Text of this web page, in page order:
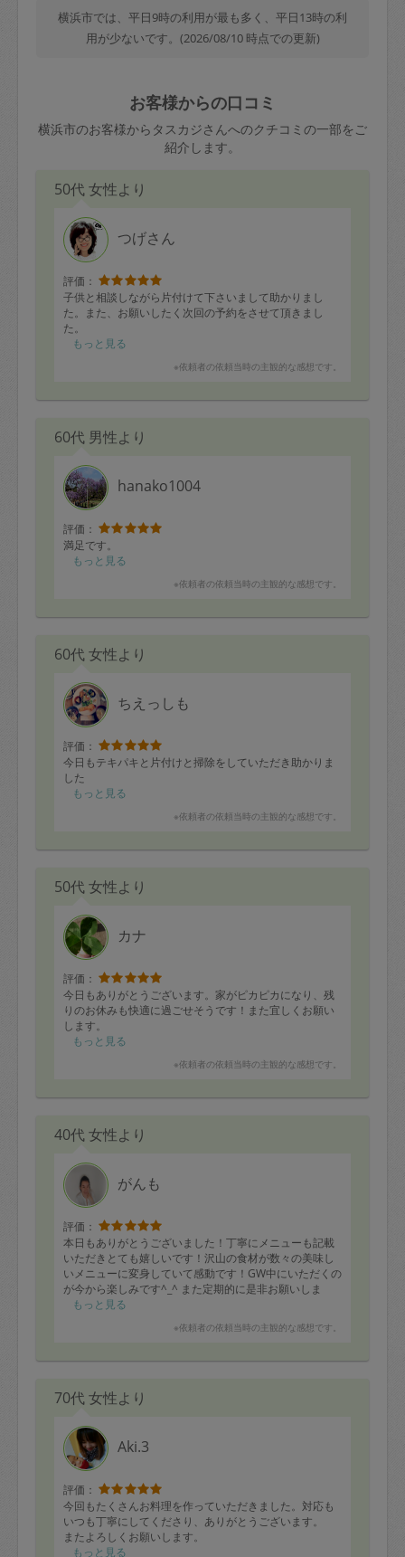
横浜市では、平日9時の利用が最も多く、平日13時の利
用が少ないです。(2026/08/10 時点での更新)
お客様からの口コミ
横浜市のお客様からタスカジさんへのクチコミの一部をご
紹介します。
50代 女性より
つげさん
評価：
子供と相談しながら片付けて下さいまして助かりまし
た。また、お願いしたく次回の予約をさせて頂きまし
た。
もっと見る
※依頼者の依頼当時の主観的な感想です。
60代 男性より
hanako1004
評価：
満足です。
もっと見る
※依頼者の依頼当時の主観的な感想です。
60代 女性より
ちえっしも
評価：
今日もテキパキと片付けと掃除をしていただき助かりま
した
もっと見る
※依頼者の依頼当時の主観的な感想です。
50代 女性より
カナ
評価：
今日もありがとうございます。家がピカピカになり、残
りのお休みも快適に過ごせそうです！また宜しくお願い
します。
もっと見る
※依頼者の依頼当時の主観的な感想です。
40代 女性より
がんも
評価：
本日もありがとうございました！丁寧にメニューも記載
いただきとても嬉しいです！沢山の食材が数々の美味し
いメニューに変身していて感動です！GW中にいただくの
が今から楽しみです^_^ また定期的に是非お願いしま
す！もっと見る
※依頼者の依頼当時の主観的な感想です。
70代 女性より
Aki.3
評価：
今回もたくさんお料理を作っていただきました。対応も
いつも丁寧にしてくださり、ありがとうございます。
またよろしくお願いします。
もっと見る